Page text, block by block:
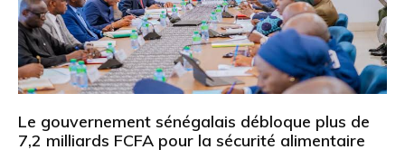
Le gouvernement sénégalais débloque plus de
7,2 milliards FCFA pour la sécurité alimentaire